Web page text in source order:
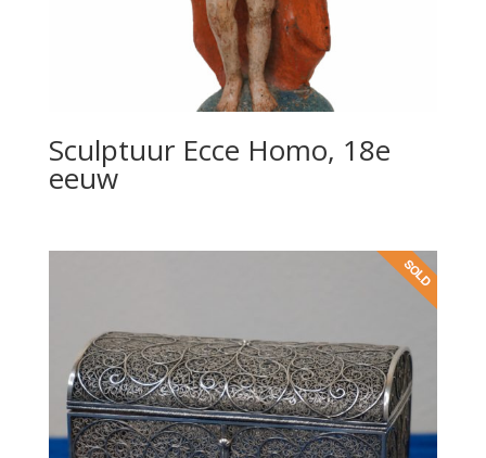
Sculptuur Ecce Homo, 18e
eeuw